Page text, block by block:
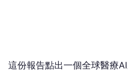
這份報告點出一個全球醫療